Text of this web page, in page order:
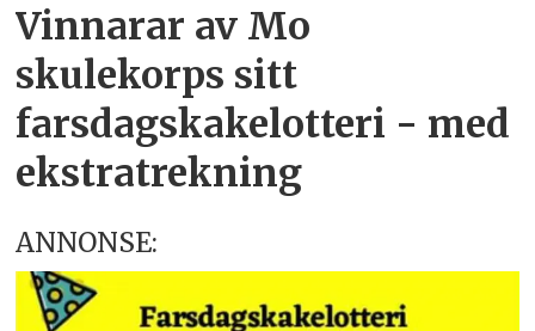
Vinnarar av Mo
skulekorps sitt
farsdagskakelotteri - med
ekstratrekning
ANNONSE: